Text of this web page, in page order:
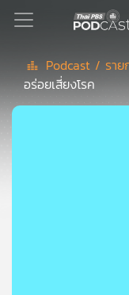
Podcast
Podcast / รา
อร่อยเสี่ยงโรค